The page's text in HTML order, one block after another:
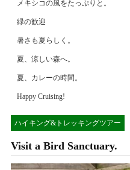
メキシコの風をたっぷりと。
緑の歓迎
暑さも夏らしく。
夏、涼しい森へ。
夏、カレーの時間。
Happy Cruising!
ハイキング&トレッキングツアー
Visit a Bird Sanctuary.